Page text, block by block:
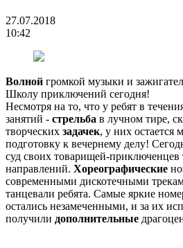
27.07.2018
10:42
Волной громкой музыки и
Школу приключений сегодня!
Несмотря на то, что у ребят в
занятий - стрельба в лучном тире,
творческих задачек, у них остается
подготовку к вечернему делу!
суд своих товарищей-
направлений. Хореографические
современными дискотечными
танцевали ребята. Самые яркие
остались незамеченными, и за их
получили дополнительные